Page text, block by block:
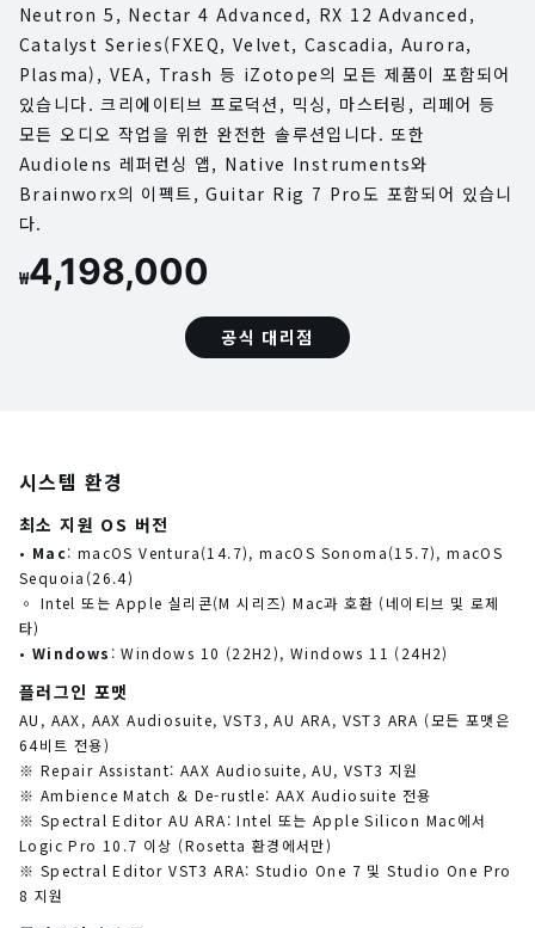
Neutron 5, Nectar 4 Advanced, RX 12 Advanced,
Catalyst Series(FXEQ, Velvet, Cascadia, Aurora,
Plasma), VEA, Trash 등 iZotope의 모든 제품이 포함되어
있습니다. 크리에이티브 프로덕션, 믹싱, 마스터링, 리페어 등
모든 오디오 작업을 위한 완전한 솔루션입니다. 또한
Audiolens 레퍼런싱 앱, Native Instruments와
Brainworx의 이펙트, Guitar Rig 7 Pro도 포함되어 있습니
다.
₩4,198,000
공식 대리점
시스템 환경
최소 지원 OS 버전
• Mac: macOS Ventura(14.7), macOS Sonoma(15.7), macOS
Sequoia(26.4)
◦ Intel 또는 Apple 실리콘(M 시리즈) Mac과 호환 (네이티브 및 로제
타)
• Windows : Windows 10 (22H2), Windows 11 (24H2)
플러그인 포맷
AU, AAX, AAX Audiosuite, VST3, AU ARA, VST3 ARA (모든 포맷은
64비트 전용)
※ Repair Assistant: AAX Audiosuite, AU, VST3 지원
※ Ambience Match & De-rustle: AAX Audiosuite 전용
※ Spectral Editor AU ARA: Intel 또는 Apple Silicon Mac에서
Logic Pro 10.7 이상 (Rosetta 환경에서만)
※ Spectral Editor VST3 ARA: Studio One 7 및 Studio One Pro
8 지원